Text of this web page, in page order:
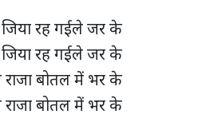
रह गईले जर के
रह गईले जर के
बोतल में भर के
बोतल में भर के